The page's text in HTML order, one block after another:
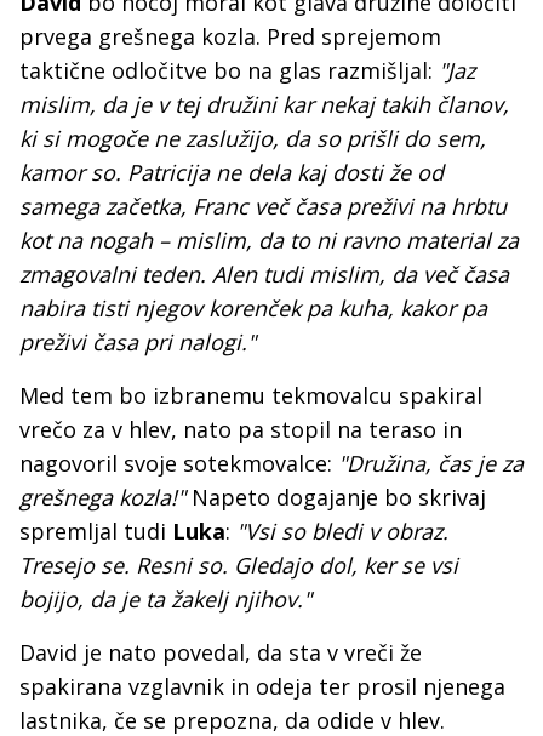
prvega grešnega kozla. Pred sprejemom
taktične odločitve bo na glas razmišljal: "Jaz
mislim, da je v tej družini kar nekaj takih članov,
ki si mogoče ne zaslužijo, da so prišli do sem,
kamor so. Patricija ne dela kaj dosti že od
samega začetka, Franc več časa preživi na hrbtu
kot na nogah – mislim, da to ni ravno material za
zmagovalni teden. Alen tudi mislim, da več časa
nabira tisti njegov korenček pa kuha, kakor pa
preživi časa pri nalogi."
Med tem bo izbranemu tekmovalcu spakiral
vrečo za v hlev, nato pa stopil na teraso in
nagovoril svoje sotekmovalce: "Družina, čas je za
grešnega kozla!"Napeto dogajanje bo skrivaj
spremljal tudi Luka: "Vsi so bledi v obraz.
Tresejo se. Resni so. Gledajo dol, ker se vsi
bojijo, da je ta žakelj njihov."
David je nato povedal, da sta v vreči že
spakirana vzglavnik in odeja ter prosil njenega
lastnika, če se prepozna, da odide v hlev.